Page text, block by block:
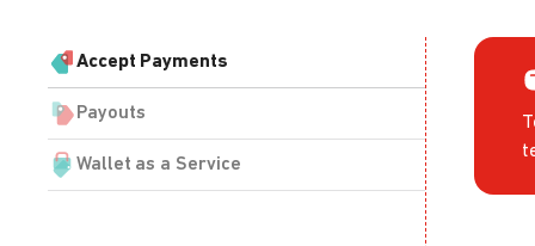
Accept Payments
Payouts
Wallet as a Service